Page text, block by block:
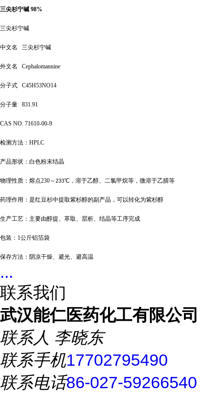
三尖杉宁碱 98%
三尖杉宁碱
中文名 三尖杉宁碱
外文名 Cephalomannine
分子式 C45H53NO14
分子量 831.91
CAS NO: 71610-00-9
检测方法： HPLC
产品形状：白色粉末结晶
物理性质：熔点230～233℃，溶于乙醇、二氯甲烷等，微溶于乙腈等
药理作用：是红豆杉中提取紫杉醇的副产品，可以转化为紫杉醇
生产工艺：主要由醇提、萃取、层析、结晶等工序完成
包装： 1公斤铝箔袋
保存方法：阴凉干燥、避光、避高温
...
联系我们
武汉能仁医药化工有限公司
联系人 李晓东
联系手机17702795490
联系电话86-027-59266540